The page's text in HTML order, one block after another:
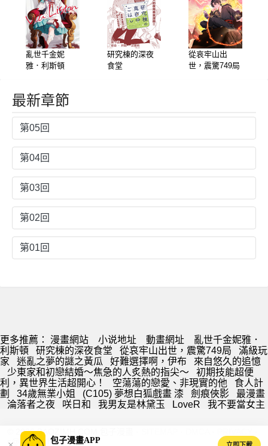
亂世千金妮
雅．利斯頓
研究棟的深夜
食堂
從哀牢山出
世，震驚749局
最新章節
第05回
第04回
第03回
第02回
第01回
更多推薦： 漫畫網站 小说地址 動畫網址
亂世千金妮雅．
利斯頓
研究棟的深夜食堂 從哀牢山出世，震驚749局
滿級玩
家
迷亂之夢的謎之黃瓜 好難選擇啊，伊布
來自悠久的追憶
少東家和初戀結婚～焦急的人炙熱的指尖～
初期技能超便
利，異世界生活超開心！
空蕩蕩的戀愛、非現實的他
食人計
劃
34歲無業小姐 (C105) 夢想白狐戲畫 漆 劍痕俠影
最漫畫
淪落者之夜
咲日和 我男友是林黛玉 LoveR 我不要當女主
包子漫畫APP
© 2026 BAOZIMH.COM 包子漫畫 ·
s@baozimh.com